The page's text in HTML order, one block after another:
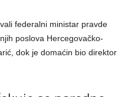
federalni ministar pravde
poslova Hercegovačko-
dok je domaćin bio direktor